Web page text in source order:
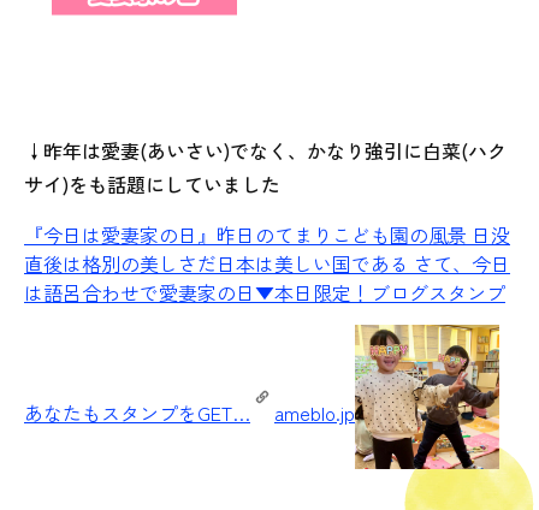
↓昨年は愛妻(あいさい)でなく、かなり強引に白菜(ハク
サイ)をも話題にしていました
『今日は愛妻家の日』 昨日のてまりこども園の風景 日没
直後は格別の美しさだ日本は美しい国である さて、今日
は語呂合わせで愛妻家の日▼本日限定！ブログスタンプ
あなたもスタンプをGET… ameblo.jp